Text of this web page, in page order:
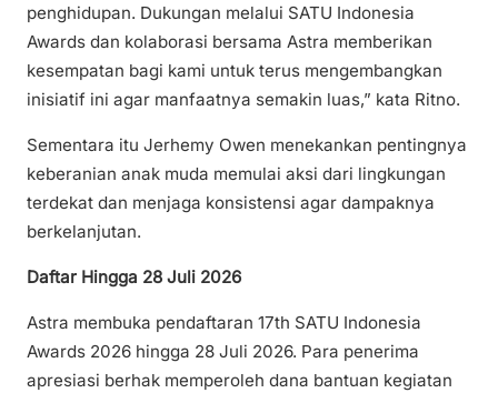
penghidupan. Dukungan melalui SATU Indonesia
Awards dan kolaborasi bersama Astra memberikan
kesempatan bagi kami untuk terus mengembangkan
inisiatif ini agar manfaatnya semakin luas,” kata Ritno.
Sementara itu Jerhemy Owen menekankan pentingnya
keberanian anak muda memulai aksi dari lingkungan
terdekat dan menjaga konsistensi agar dampaknya
berkelanjutan.
Daftar Hingga 28 Juli 2026
Astra membuka pendaftaran 17th SATU Indonesia
Awards 2026 hingga 28 Juli 2026. Para penerima
apresiasi berhak memperoleh dana bantuan kegiatan